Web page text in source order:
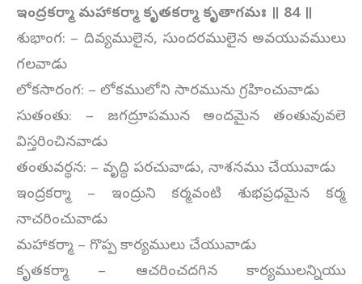
ఇంద్రకర్మా మహాకర్మా కృతకర్మా కృతాగమః ॥ 84 ॥
శుభాంగ: – దివ్యములైన, సుందరములైన అవయువములు
గలవాడు
లోకసారంగ: – లోకములోని సారమును గ్రహించువాడు
సుతంతు: – జగద్రూపమున అందమైన తంతువువలె
విస్తరించినవాడు
తంతువర్థన: – వృద్ధి పరచువాడు, నాశనము చేయువాడు
ఇంద్రకర్మా – ఇంద్రుని కర్మవంటి శుభప్రధమైన కర్మ
నాచరించువాడు
మహాకర్మా – గొప్ప కార్యములు చేయువాడు
కృతకర్మా – ఆచరించదగిన కార్యములన్నియు